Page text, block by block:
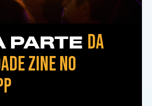
PARTE DA
ZINE NO